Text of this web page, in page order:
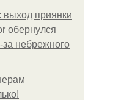
приянки
обернулся
за небрежного